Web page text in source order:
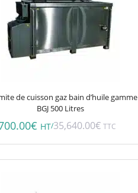
de cuisson gaz bain d’huile gamme
BGJ 500 Litres
€ HT/35,640.00€ TTC